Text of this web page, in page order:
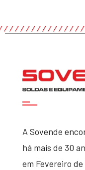
A Sovende
há mais de 30
em Fevereiro de